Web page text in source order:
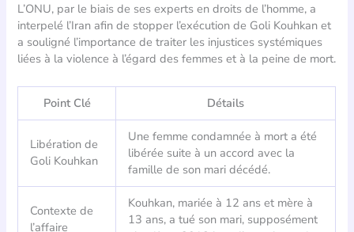
L’ONU, par le biais de ses experts en droits de l’homme, a
interpelé l’Iran afin de stopper l’exécution de Goli Kouhkan et
a souligné l’importance de traiter les injustices systémiques
liées à la violence à l’égard des femmes et à la peine de mort.
Point Clé Détails
Libération de
Goli Kouhkan
Une femme condamnée à mort a été
libérée suite à un accord avec la
famille de son mari décédé.
Contexte de
l’affaire
Kouhkan, mariée à 12 ans et mère à
13 ans, a tué son mari, supposément